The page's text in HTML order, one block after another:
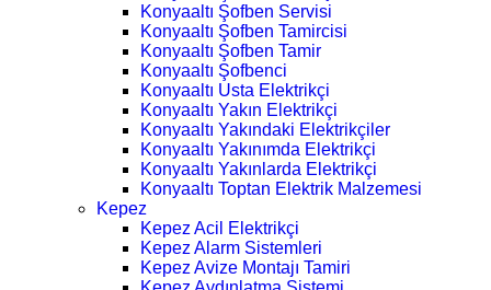
Konyaaltı Şofben Servisi
Konyaaltı Şofben Tamircisi
Konyaaltı Şofben Tamir
Konyaaltı Şofbenci
Konyaaltı Usta Elektrikçi
Konyaaltı Yakın Elektrikçi
Konyaaltı Yakındaki Elektrikçiler
Konyaaltı Yakınımda Elektrikçi
Konyaaltı Yakınlarda Elektrikçi
Konyaaltı Toptan Elektrik Malzemesi
Kepez
Kepez Acil Elektrikçi
Kepez Alarm Sistemleri
Kepez Avize Montajı Tamiri